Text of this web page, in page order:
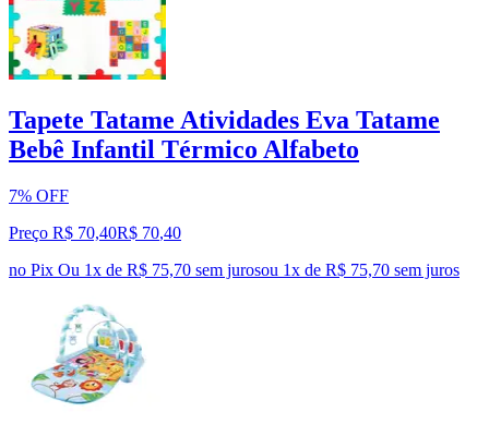
Tapete Tatame Atividades Eva Tatame
Bebê Infantil Térmico Alfabeto
7% OFF
Preço R$ 70,40R$ 70,40
no Pix Ou 1x de R$ 75,70 sem jurosou 1x de R$ 75,70 sem juros